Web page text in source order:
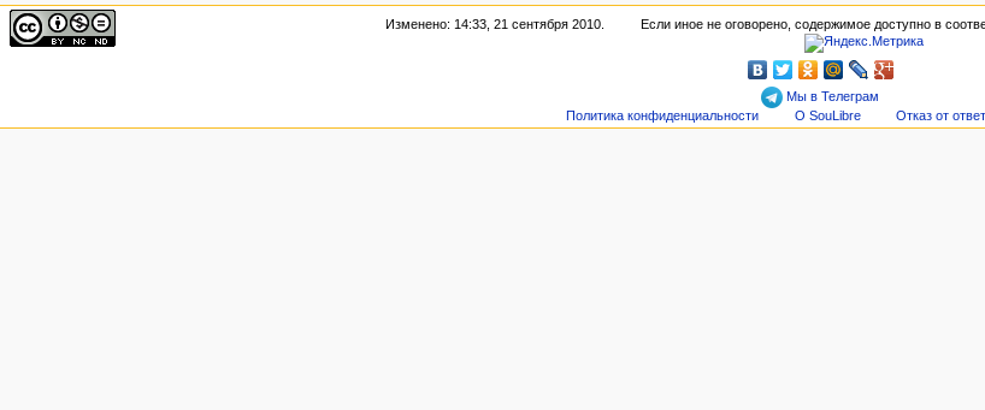
Изменено: 14:33, 21 сентября 2010. Если иное не оговорено, содержимое доступно в
Мы в Телеграм
Политика конфиденциальности
О SouLibre Отказ от